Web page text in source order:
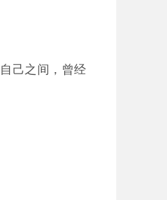
己之间，曾经